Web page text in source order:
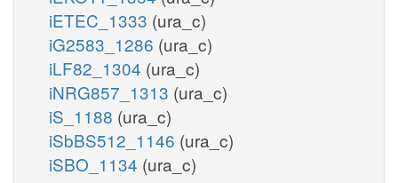
iETEC_1333 (ura_c)
iG2583_1286 (ura_c)
iLF82_1304 (ura_c)
iNRG857_1313 (ura_c)
iS_1188 (ura_c)
iSbBS512_1146 (ura_c)
iSBO_1134 (ura_c)